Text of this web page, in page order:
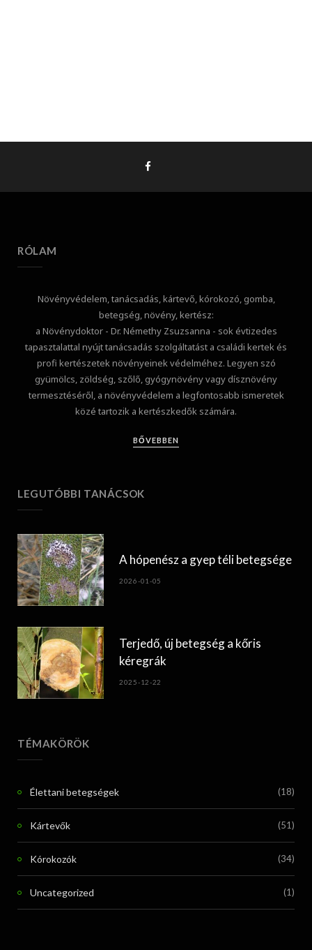
RÓLAM
Növényvédelem, tanácsadás, kártevő, kórokozó, gomba,
betegség, növény, kertész:
a Növénydoktor - Dr. Némethy Zsuzsanna - sok évtizedes
tapasztalattal nyújt tanácsadás szolgáltatást a családi kertek és
profi kertészetek növényeinek védelméhez. Legyen szó
gyümölcs, zöldség, szőlő, gyógynövény vagy dísznövény
termesztéséről, a növényvédelem a legfontosabb ismeretek
közé tartozik a kertészkedők számára.
BŐVEBBEN
LEGUTÓBBI TANÁCSOK
A hópenész a gyep téli betegsége
2026-01-05
Terjedő, új betegség a kőris
kéregrák
2025-12-22
TÉMAKÖRÖK
Élettani betegségek (18)
Kártevők (51)
Kórokozók (34)
Uncategorized (1)